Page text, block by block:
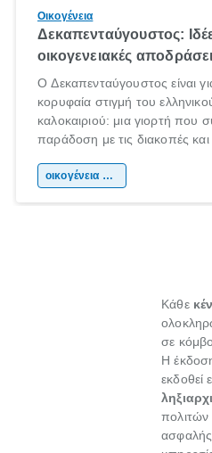
Οικογένεια
Δεκαπενταύγουστος:
οικογενειακές
Ο Δεκαπενταύγουστος είναι
κορυφαία στιγμή του
καλοκαιριού: μια γιορτή που
παράδοση με τις διακοπές και
χώρας. Είτε πρόκειται για
οικογένεια & παιδί
Κάθε
σε
Η
εκδοθεί
πολιτών
ασφαλής